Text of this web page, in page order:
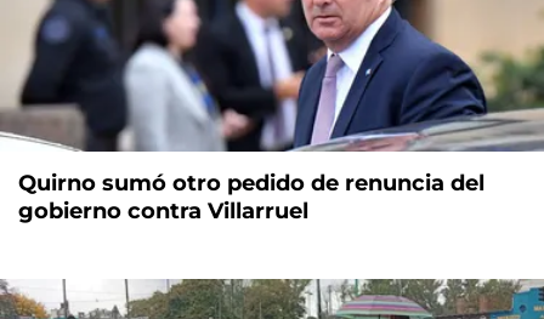
Quirno sumó otro pedido de renuncia del
gobierno contra Villarruel